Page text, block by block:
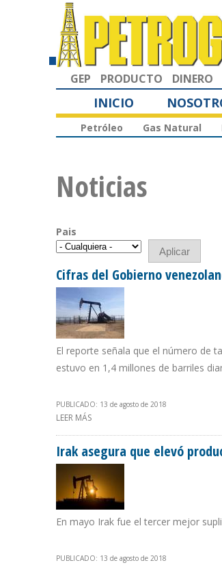
GEP PRODUCTO DINERO
INICIO
Petróleo Gas Natural
Noticias
Pais
Cifras del Gobierno
El reporte señala que el número de
estuvo en 1,4 millones de barriles
PUBLICADO: 13 de agosto de 2018
LEER MÁS
Irak asegura que elevó
En mayo Irak fue el tercer mejor
PUBLICADO: 13 de agosto de 2018